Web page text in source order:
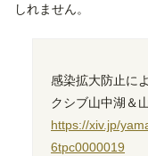
しれません。
感染拡大防止に
クシブ山中湖＆
https://xiv.jp/
6tpc0000019